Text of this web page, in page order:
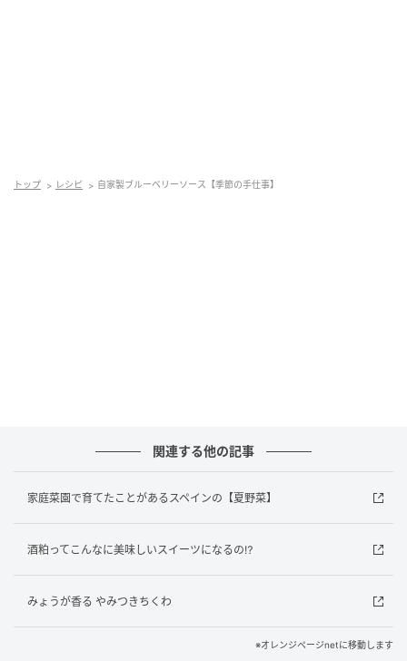
オレンジページnet
トップ レシピ 自家製ブルーベリーソース【季節の手仕事】
関連する他の記事
家庭菜園で育てたことがあるスペインの【夏野菜】
酒粕ってこんなに美味しいスイーツになるの⁉
みょうが香る やみつきちくわ
※オレンジページnetに移動します